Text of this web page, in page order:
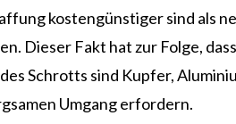
kostengünstiger sind als
Dieser Fakt hat zur Folge,
Schrotts sind Kupfer,
Umgang erfordern.